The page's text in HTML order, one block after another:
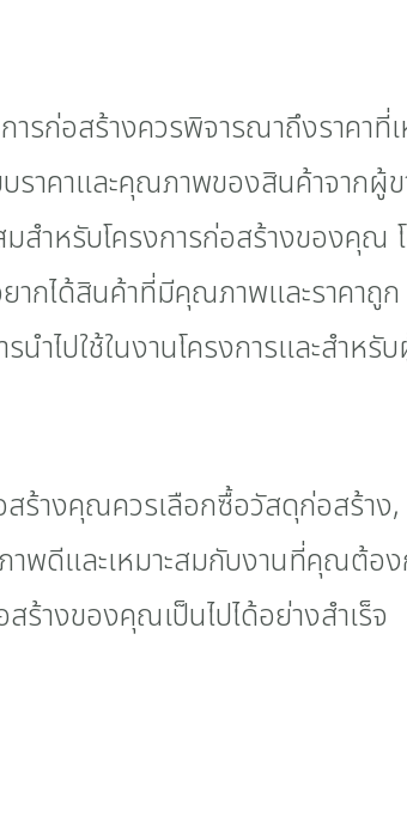
รก่อสร้างควรพิจารณาถึงราคาที่
าคาและคุณภาพของสินค้าจากผู้ข
สำหรับโครงการก่อสร้างของคุณ
กได้สินค้าที่มีคุณภาพและราคาถูก
ำไปใช้ในงานโครงการและสำหรั
สร้างคุณควรเลือกซื้อวัสดุก่อสร้า
พดีและเหมาะสมกับงานที่คุณต้อ
ร้างของคุณเป็นไปได้อย่างสำเร็จ